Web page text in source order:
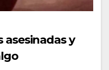
asesinadas y